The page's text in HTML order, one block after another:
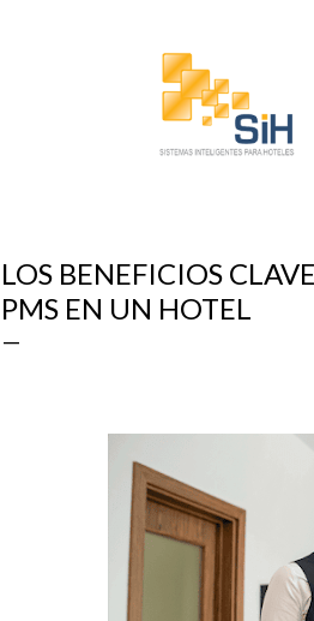
LOS BENEFICIOS
PMS EN UN HOTEL